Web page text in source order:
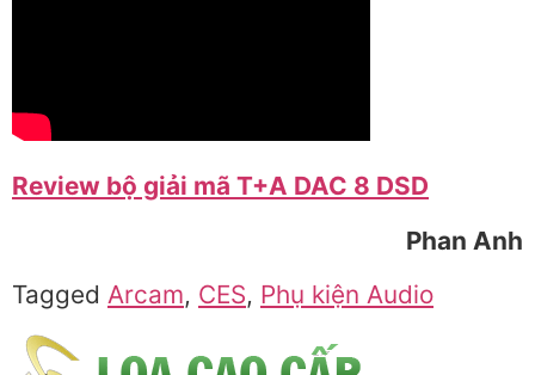
Review bộ giải mã T+A DAC 8 DSD
Phan Anh
Tagged Arcam, CES, Phụ kiện Audio